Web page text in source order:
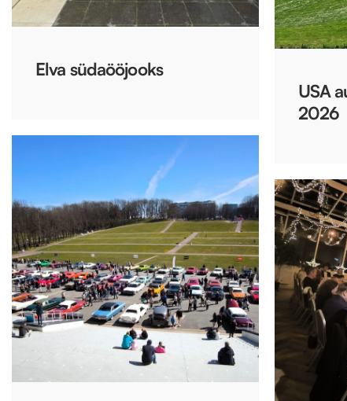
Elva südaööjooks
USA
2026